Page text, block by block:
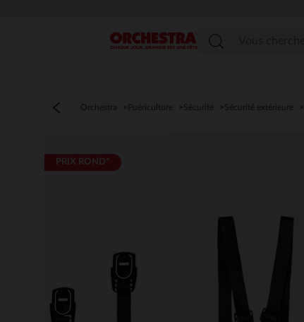
Menu
Orchestra Puériculture Sécurité Sécurité extérieure
PRIX ROND*